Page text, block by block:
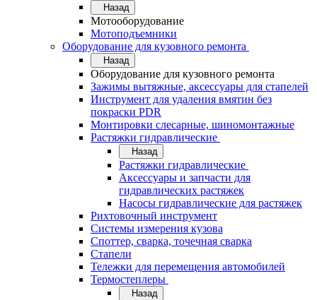
Назад
Мотооборудование
Мотоподъемники
Оборудование для кузовного ремонта
Назад
Оборудование для кузовного ремонта
Зажимы вытяжные, аксессуары для стапелей
Инструмент для удаления вмятин без
покраски PDR
Монтировки слесарные, шиномонтажные
Растяжки гидравлические
Назад
Растяжки гидравлические
Аксессуары и запчасти для
гидравлических растяжек
Насосы гидравлические для растяжек
Рихтовочный инструмент
Системы измерения кузова
Споттер, сварка, точечная сварка
Стапели
Тележки для перемещения автомобилей
Термостеплеры
Назад